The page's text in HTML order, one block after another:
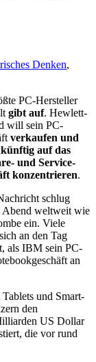
Denken,
PC-Hersteller
gibt auf. Hewlett-
will sein PC-
verkau­fen und
auf das
und Ser­vice-
konzentrieren.
schlug
Abend weltweit wie
ein. Viele
an den Tag
als IBM sein PC-
an
und Smart-
den
US Dollar
die vor rund